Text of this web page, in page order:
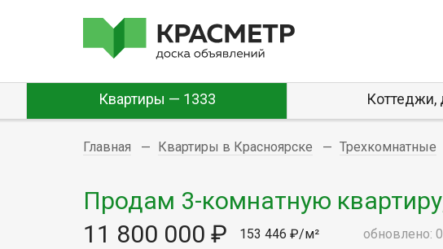
Квартиры — 1333 Коттеджи,
Главная Квартиры в Красноярске Трехкомнатные
Продам 3-комнатную
11 800 000 ₽
153 446 ₽/м² обновлено: